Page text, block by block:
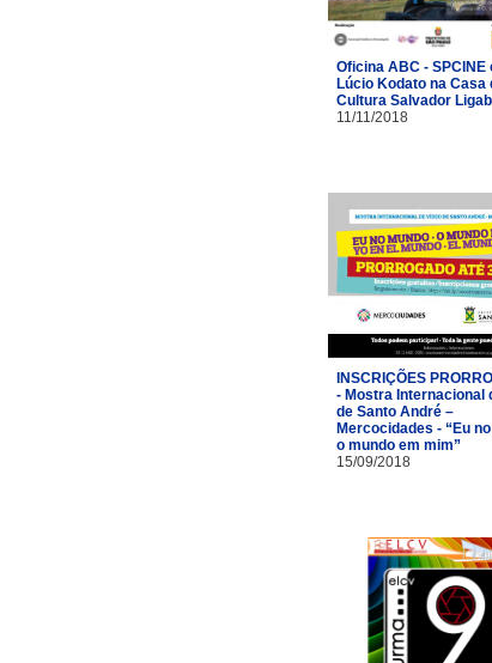
Oficina ABC - SPCINE
Lúcio Kodato na Casa
Cultura Salvador
11/11/2018
INSCRIÇÕES
- Mostra Internacional
de Santo André –
Mercocidades - “Eu
o mundo em mim”
15/09/2018